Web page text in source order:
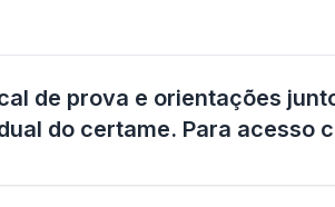
de prova e orientações
do certame. Para acesso